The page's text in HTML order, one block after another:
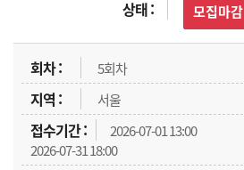
모집마감
5회차
서울
2026-07-01 13:00
2026-07-31 18:00